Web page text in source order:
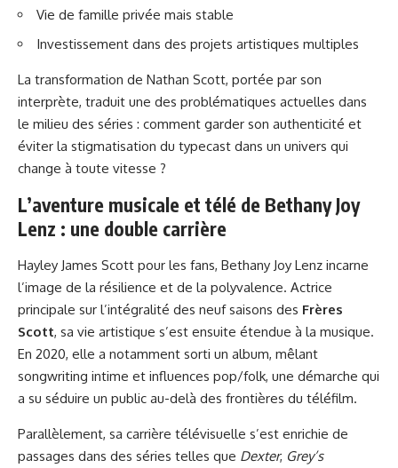
Vie de famille privée mais stable
Investissement dans des projets artistiques multiples
La transformation de Nathan Scott, portée par son
interprète, traduit une des problématiques actuelles dans
le milieu des séries : comment garder son authenticité et
éviter la stigmatisation du typecast dans un univers qui
change à toute vitesse ?
L’aventure musicale et télé de Bethany Joy
Lenz : une double carrière
Hayley James Scott pour les fans, Bethany Joy Lenz incarne
l’image de la résilience et de la polyvalence. Actrice
principale sur l’intégralité des neuf saisons des Frères
Scott, sa vie artistique s’est ensuite étendue à la musique.
En 2020, elle a notamment sorti un album, mêlant
songwriting intime et influences pop/folk, une démarche qui
a su séduire un public au-delà des frontières du téléfilm.
Parallèlement, sa carrière télévisuelle s’est enrichie de
passages dans des séries telles que Dexter, Grey’s